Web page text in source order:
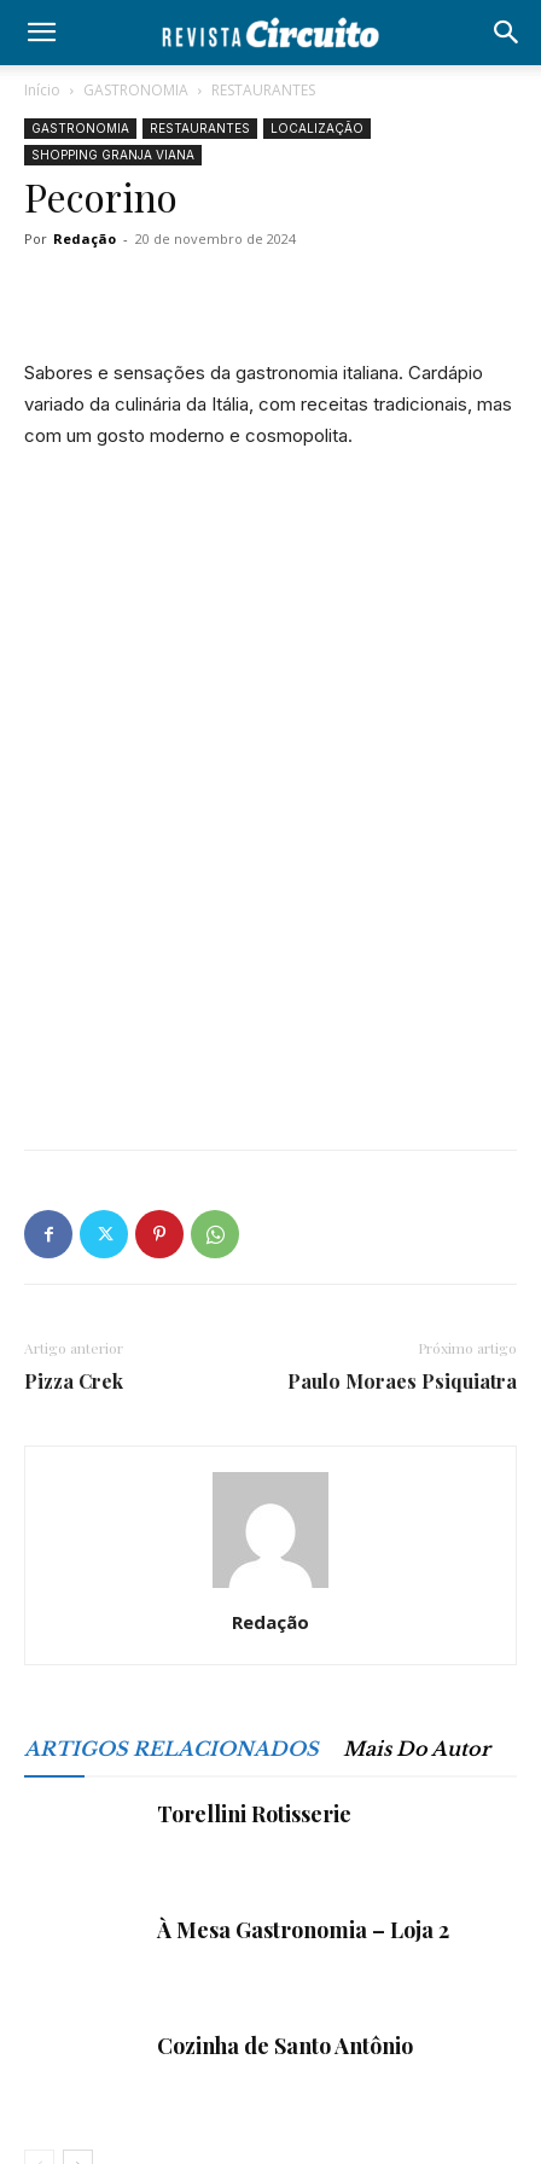
Início GASTRONOMIA RESTAURANTES
GASTRONOMIA RESTAURANTES
LOCALIZAÇÃO
SHOPPING GRANJA VIANA
Pecorino
Por Redação - 20 de novembro de 2024
Sabores e sensações da gastronomia italiana. Cardápio
variado da culinária da Itália, com receitas tradicionais, mas
com um gosto moderno e cosmopolita.
Artigo anterior
Pizza Crek
Próximo artigo
Paulo Moraes Psiquiatra
Redação
ARTIGOS RELACIONADOS Mais Do Autor
Torellini Rotisserie
À Mesa Gastronomia – Loja 2
Cozinha de Santo Antônio